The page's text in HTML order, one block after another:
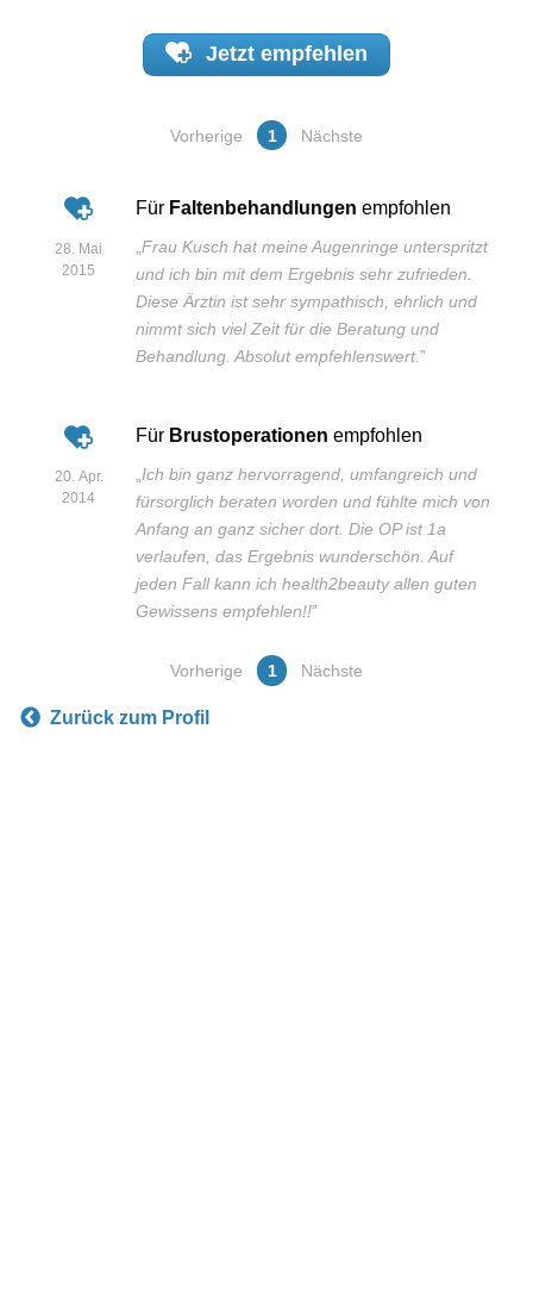
Jetzt empfehlen
Vorherige 1 Nächste
28. Mai
2015
Für Faltenbehandlungen empfohlen
Frau Kusch hat meine Augenringe unterspritzt
und ich bin mit dem Ergebnis sehr zufrieden.
Diese Ärztin ist sehr sympathisch, ehrlich und
nimmt sich viel Zeit für die Beratung und
Behandlung. Absolut empfehlenswert.”
20. Apr.
2014
Für Brustoperationen empfohlen
Ich bin ganz hervorragend, umfangreich und
fürsorglich beraten worden und fühlte mich von
Anfang an ganz sicher dort. Die OP ist 1a
verlaufen, das Ergebnis wunderschön. Auf
jeden Fall kann ich health2beauty allen guten
Gewissens empfehlen!!”
Vorherige 1 Nächste
Zurück zum Profil